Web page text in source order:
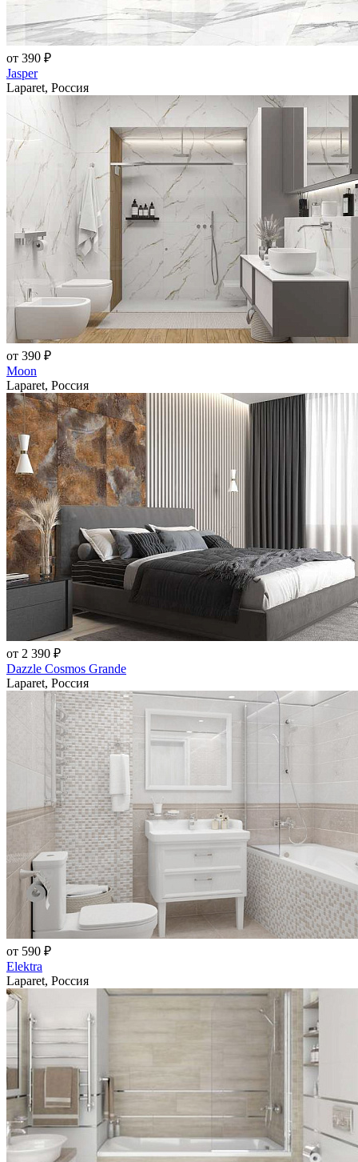
от 390 ₽
Jasper
Laparet, Россия
от 390 ₽
Moon
Laparet, Россия
от 2 390 ₽
Dazzle Cosmos Grande
Laparet, Россия
от 590 ₽
Elektra
Laparet, Россия